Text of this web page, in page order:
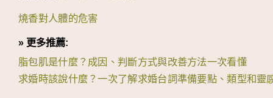
燒香對人體的危害
» 更多推薦:
脂包肌是什麼？成因、判斷方式與改善方法一次看懂
求婚時該說什麼？一次了解求婚台詞準備要點、類型和靈